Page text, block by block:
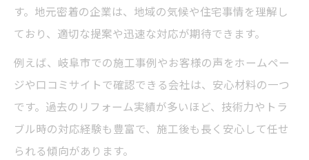
す。地元密着の企業は、地域の気候や住宅事情を理解し
ており、適切な提案や迅速な対応が期待できます。
例えば、岐阜市での施工事例やお客様の声をホームペー
ジや口コミサイトで確認できる会社は、安心材料の一つ
です。過去のリフォーム実績が多いほど、技術力やトラ
ブル時の対応経験も豊富で、施工後も長く安心して任せ
られる傾向があります。